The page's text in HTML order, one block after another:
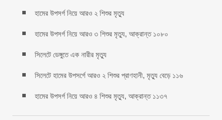
হামের উপসর্গ নিয়ে আরও ২ শিশুর মৃত্যু
হামের উপসর্গ নিয়ে আরও ৩ শিশুর মৃত্যু, আক্রান্ত ১০৮০
সিলেটে ডেঙ্গুতে এক নারীর মৃত্যু
সিলেটে হামের উপসর্গে আরও ২ শিশুর প্রাণহানী, মৃত্যু বেড়ে ১১৬
হামের উপসর্গ নিয়ে আরও ৪ শিশুর মৃত্যু, আক্রান্ত ১১৩৭